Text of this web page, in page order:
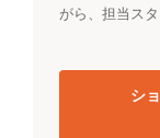
がら、担当ス
シ